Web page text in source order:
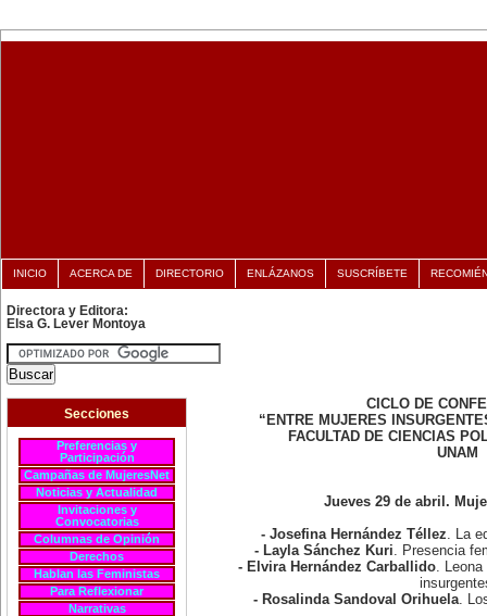
INICIO ACERCA DE DIRECTORIO ENLÁZANOS SUSCRÍBETE
Directora y Editora:
Elsa G. Lever Montoya
Secciones
Preferencias y
Participación
Campañas de MujeresNet
Noticias y Actualidad
Invitaciones y
Convocatorias
Columnas de Opinión
Derechos
Hablan las Feministas
Para Reflexionar
Narrativas
CICLO DE
“ENTRE MUJERES
FACULTAD DE CIENCIAS
UNAM
Jueves 29 de abril.
- Josefina Hernández Téllez . La
- Layla Sánchez Kuri . Presencia
- Elvira Hernández Carballido .
- Rosalinda Sandoval Orihuela.